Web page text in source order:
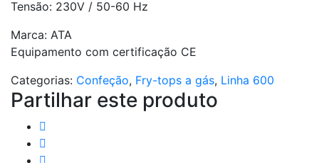
Tensão: 230V / 50-60 Hz
Marca: ATA
Equipamento com certificação CE
Categorias: Confeção, Fry-tops a gás, Linha 600
Partilhar este produto